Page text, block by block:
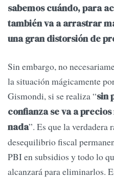
sabemos cuándo, para
también va a arrastrar
una gran distorsión de
Sin embargo, no
la situación mágicamente
Gismondi, si se realiza “sin
confianza se va a
nada”. Es que la verdadera
desequilibrio fiscal
PBI en subsidios y todo lo
alcanzará para eliminarlos.